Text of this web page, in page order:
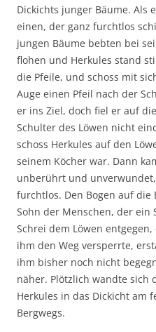
Dickichts junger Bäume. Als
einen, der ganz furchtlos
jungen Bäume bebten bei
flohen und Herkules stand
die Pfeile, und schoss mit
Auge einen Pfeil nach der
er ins Ziel, doch fiel er auf
Schulter des Löwen nicht
schoss Herkules auf den
seinem Köcher war. Dann
unberührt und
furchtlos. Den Bogen auf
Sohn der Menschen, der ein
Schrei dem Löwen
ihm den Weg versperrte,
ihm bisher noch nicht
näher. Plötzlich wandte sich
Herkules in das Dickicht am
Bergwegs.